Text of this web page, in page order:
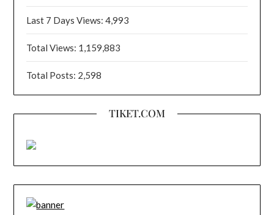
Last 7 Days Views:4,993
Total Views: 1,159,883
Total Posts: 2,598
TIKET.COM